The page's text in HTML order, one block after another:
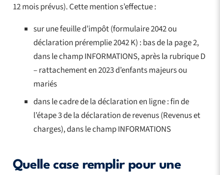
12 mois prévus). Cette mention s’effectue :
sur une feuille d’impôt (formulaire 2042 ou
déclaration préremplie 2042 K) : bas de la page 2,
dans le champ INFORMATIONS, après la rubrique D
– rattachement en 2023 d’enfants majeurs ou
mariés
dans le cadre de la déclaration en ligne : fin de
l’étape 3 de la déclaration de revenus (Revenus et
charges), dans le champ INFORMATIONS
Quelle case remplir pour une